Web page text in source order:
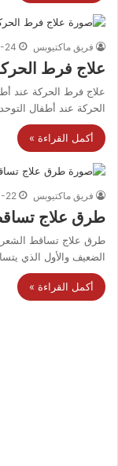
فريق ماكتيوبس 24
علاج فرط
علاج فرط الحركة عند
الحركة عند أطفال
أكمل القراءة »
فريق ماكتيوبس 22
طرق علاج
طرق علاج تساقط
الضعيف والأول الذي
أكمل القراءة »